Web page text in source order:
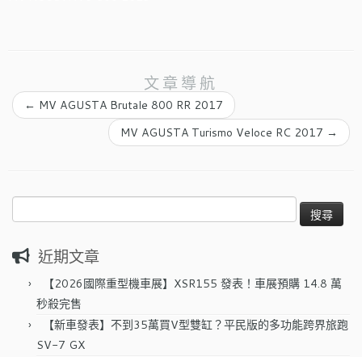
文章導航
← MV AGUSTA Brutale 800 RR 2017
MV AGUSTA Turismo Veloce RC 2017 →
尋
鍵
近期文章
【2026國際重型機車展】XSR155 發表！車展預購 14.8 萬
秒殺完售
【新車發表】不到35萬買V型雙缸？平民版的多功能跨界旅跑
SV-7 GX